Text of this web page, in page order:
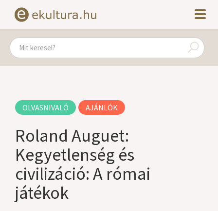
OLVASNIVALÓ AJÁNLÓK
Roland Auguet:
Kegyetlenség és
civilizáció: A római
játékok